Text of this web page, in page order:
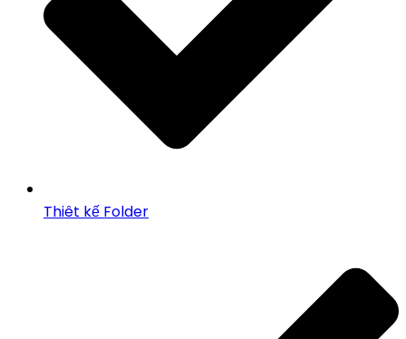
Thiêt kế Folder